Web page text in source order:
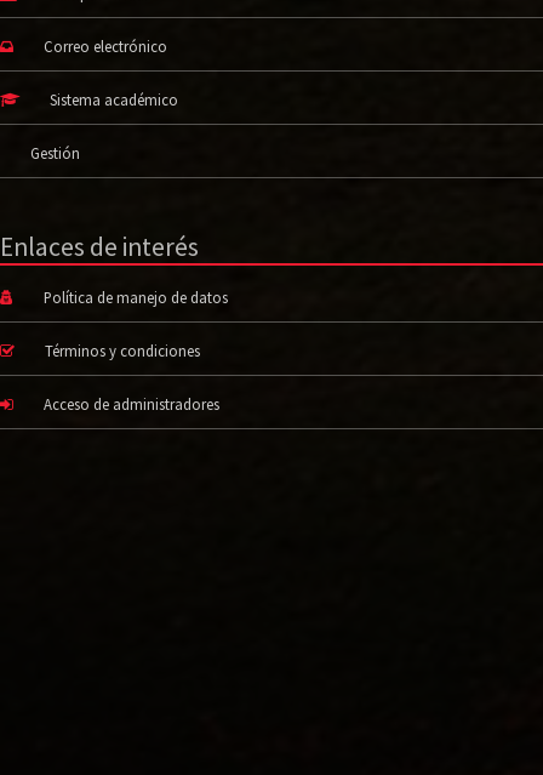
Correo electrónico
Sistema académico
Gestión
Enlaces de interés
Política de manejo de datos
Términos y condiciones
Acceso de administradores